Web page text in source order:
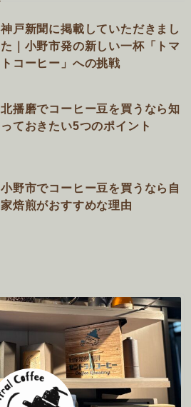
神戸新聞に掲載していただきまし
た｜小野市発の新しい一杯「トマ
トコーヒー」への挑戦
北播磨でコーヒー豆を買うなら知
っておきたい5つのポイント
小野市でコーヒー豆を買うなら自
家焙煎がおすすめな理由